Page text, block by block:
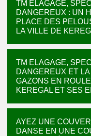
TM ELAGAGE,
DANGEREUX : UN
PLACE DES
LA VILLE DE
TM ELAGAGE,
DANGEREUX ET
GAZONS EN
KEREGAL ET SES
AYEZ UNE
DANSE EN UNE